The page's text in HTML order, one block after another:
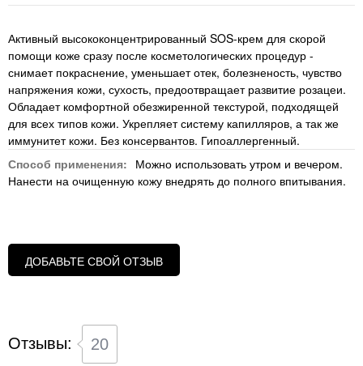
Активный высококонцентрированный SOS-крем для скорой
помощи коже сразу после косметологических процедур -
снимает покраснение, уменьшает отек, болезненость, чувство
напряжения кожи, сухость, предоотвращает развитие розацеи.
Обладает комфортной обезжиренной текстурой, подходящей
для всех типов кожи. Укрепляет систему капилляров, а так же
иммунитет кожи. Без консервантов. Гипоаллергенный.
Способ применения: Можно использовать утром и вечером.
Нанести на очищенную кожу внедрять до полного впитывания.
ДОБАВЬТЕ СВОЙ ОТЗЫВ
Отзывы: 20